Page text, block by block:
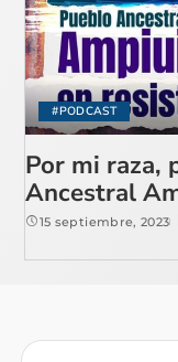
#PODCAST
Por mi raza,
Ancestral
15 septiembre, 2023